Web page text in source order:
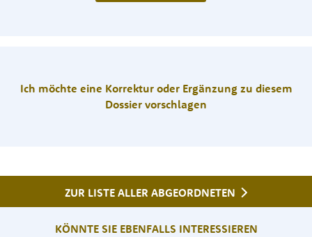
Ich möchte eine Korrektur oder Ergänzung zu diesem
Dossier vorschlagen
ZUR LISTE ALLER ABGEORDNETEN
KÖNNTE SIE EBENFALLS INTERESSIEREN